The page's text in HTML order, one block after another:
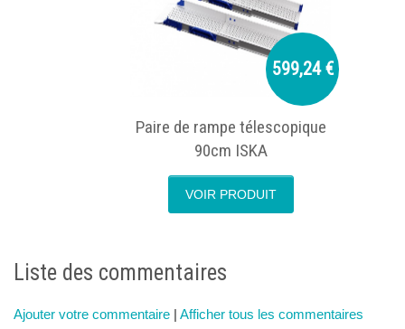
599,24 €
Paire de rampe télescopique
90cm ISKA
VOIR PRODUIT
Liste des commentaires
Ajouter votre commentaire | Afficher tous les commentaires